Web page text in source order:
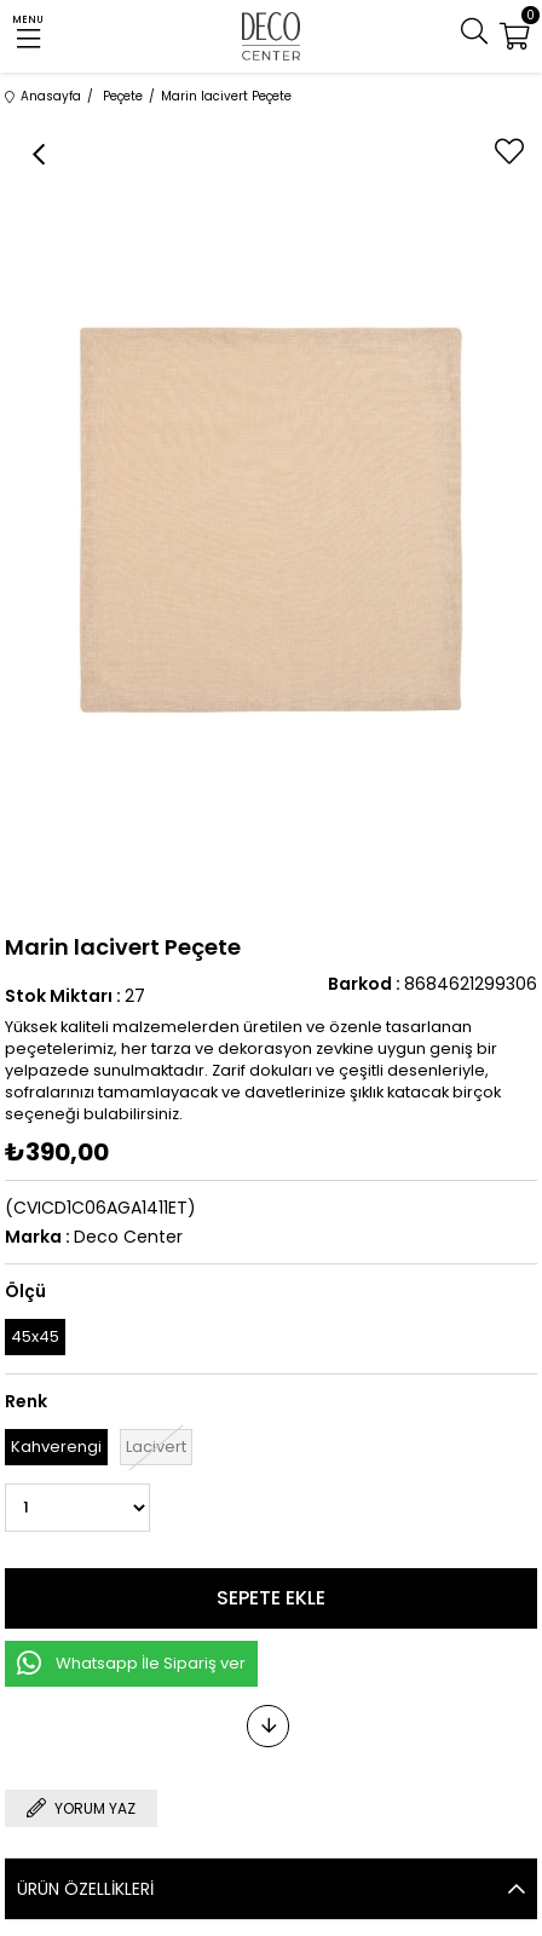
MENU 0
Anasayfa Peçete Marin lacivert Peçete
Marin lacivert Peçete
Barkod : 8684621299306
Stok Miktarı : 27
Yüksek kaliteli malzemelerden üretilen ve özenle tasarlanan
peçetelerimiz, her tarza ve dekorasyon zevkine uygun geniş bir
yelpazede sunulmaktadır. Zarif dokuları ve çeşitli desenleriyle,
sofralarınızı tamamlayacak ve davetlerinize şıklık katacak birçok
seçeneği bulabilirsiniz.
₺390,00
(CVICD1C06AGA1411ET)
Marka : Deco Center
Ölçü
45x45
Renk
Kahverengi Lacivert
Whatsapp İle Sipariş ver
YORUM YAZ
ÜRÜN ÖZELLIKLERI